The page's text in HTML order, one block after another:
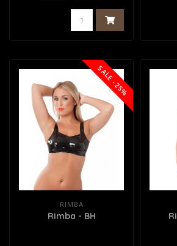
SALE -25%
RIMBA
Rimba - BH